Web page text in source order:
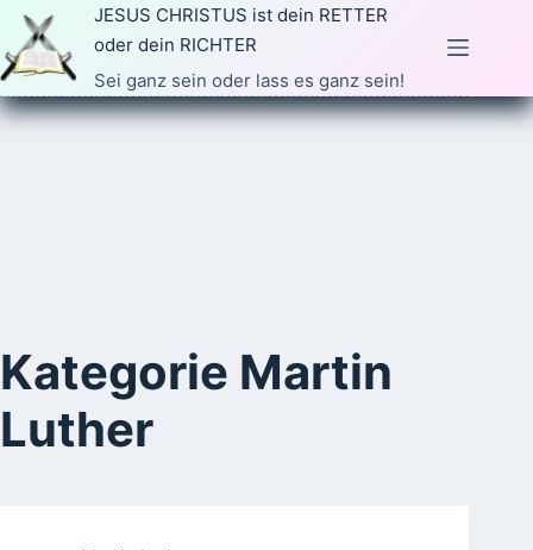
Zum
Inhalt
springen
JESUS CHRISTUS ist dein RETTER
oder dein RICHTER
Sei ganz sein oder lass es ganz sein!
Kategorie Martin
Luther